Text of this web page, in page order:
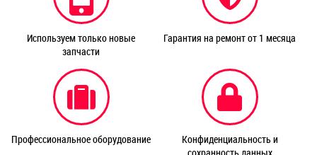
Используем только новые
запчасти
Гарантия на ремонт от 1 месяца
Профессиональное оборудование
Конфиденциальность и